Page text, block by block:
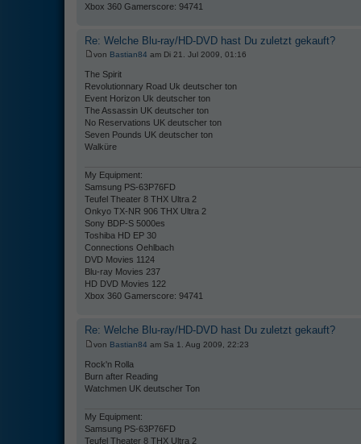
Xbox 360 Gamerscore: 94741
Re: Welche Blu-ray/HD-DVD hast Du zuletzt gekauft?
von Bastian84 am Di 21. Jul 2009, 01:16
The Spirit
Revolutionnary Road Uk deutscher ton
Event Horizon Uk deutscher ton
The Assassin UK deutscher ton
No Reservations UK deutscher ton
Seven Pounds UK deutscher ton
Walküre
My Equipment:
Samsung PS-63P76FD
Teufel Theater 8 THX Ultra 2
Onkyo TX-NR 906 THX Ultra 2
Sony BDP-S 5000es
Toshiba HD EP 30
Connections Oehlbach
DVD Movies 1124
Blu-ray Movies 237
HD DVD Movies 122
Xbox 360 Gamerscore: 94741
Re: Welche Blu-ray/HD-DVD hast Du zuletzt gekauft?
von Bastian84 am Sa 1. Aug 2009, 22:23
Rock'n Rolla
Burn after Reading
Watchmen UK deutscher Ton
My Equipment:
Samsung PS-63P76FD
Teufel Theater 8 THX Ultra 2